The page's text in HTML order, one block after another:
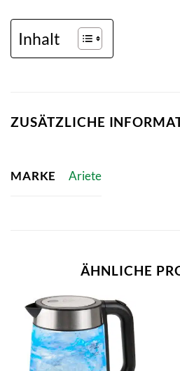
Inhalt
ZUSÄTZLICHE
MARKE Ariete
ÄHNLICHE